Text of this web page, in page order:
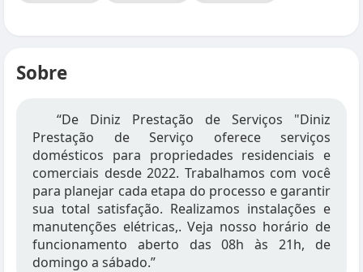
Sobre
“De Diniz Prestação de Serviços "Diniz
Prestação de Serviço oferece serviços
domésticos para propriedades residenciais e
comerciais desde 2022. Trabalhamos com você
para planejar cada etapa do processo e garantir
sua total satisfação. Realizamos instalações e
manutenções elétricas,. Veja nosso horário de
funcionamento aberto das 08h às 21h, de
domingo a sábado.”